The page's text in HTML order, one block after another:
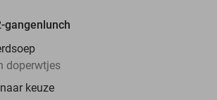
gangenlunch
doperwtjes
keuze